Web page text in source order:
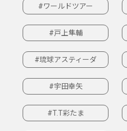
#ワールドツアー
#戸上隼輔
#琉球アスティーダ
#宇田幸矢
#T.T彩たま